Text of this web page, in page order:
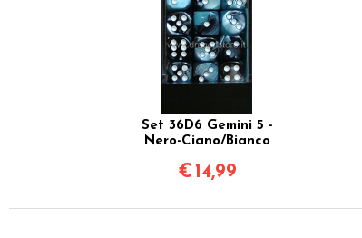
Set 36D6 Gemini 5 -
Nero-Ciano/Bianco
€ 14,99